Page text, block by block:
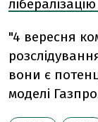
"4 вересня
вони є
моделі